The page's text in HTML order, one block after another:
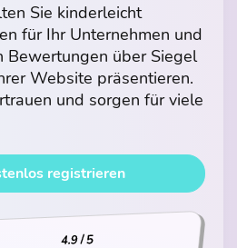
Sie kinderleicht
für Ihr Unternehmen und
Bewertungen über Siegel
Website präsentieren.
und sorgen für viele
registrieren